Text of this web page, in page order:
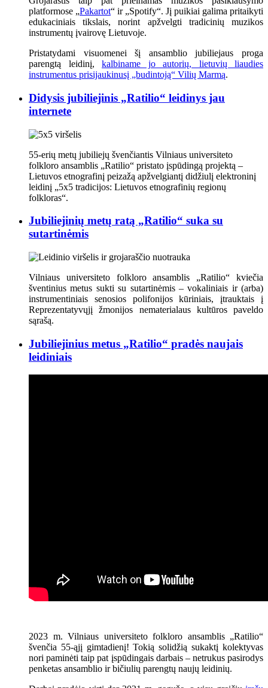
platformose „Pakartot“ ir „Spotify“. Jį puikiai galima pritaikyti
edukaciniais tikslais, norint apžvelgti tradicinių muzikos
instrumentų įvairovę Lietuvoje.
Pristatydami visuomenei šį ansamblio jubiliejaus proga
parengtą leidinį, kalbiname jo autorių, lietuvių liaudies
instrumentus prisijaukinusį „budintoją“ Vilių Marmą.
Didysis jubiliejinis „Ratilio“ leidinys jau
internete
55-erių metų jubiliejų švenčiantis Vilniaus universiteto
folkloro ansamblis „Ratilio“ pristato įspūdingą projektą –
Lietuvos etnografinį peizažą apžvelgiantį didžiulį elektroninį
leidinį „5x5 tradicijos: Lietuvos etnografinių regionų
folkloras“.
Jubiliejinių metų ratą „Ratilio“ suka su
sutartinėmis
Vilniaus universiteto folkloro ansamblis „Ratilio“ kviečia
šventinius metus sukti su sutartinėmis – vokaliniais ir (arba)
instrumentiniais senosios polifonijos kūriniais, įtrauktais į
Reprezentatyvųjį žmonijos nematerialaus kultūros paveldo
sąrašą.
Jubiliejinius metus „Ratilio“ pradės naujais
leidiniais
2023 m. Vilniaus universiteto folkloro ansamblis „Ratilio“
švenčia 55-ąjį gimtadienį! Tokią solidžią sukaktį kolektyvas
nori paminėti taip pat įspūdingais darbais – netrukus pasirodys
penketas ansamblio ir bičiulių parengtų naujų leidinių.